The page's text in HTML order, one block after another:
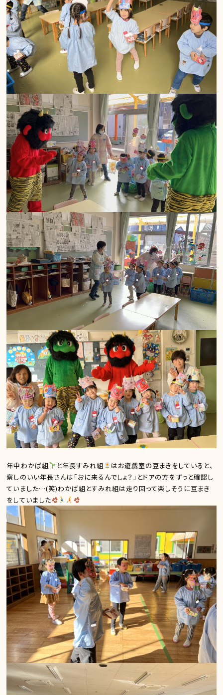
年中わかば組 と年長すみれ組
はお遊戯室の豆まきをしていると、
察しのいい年長さんは「おに来るんでしょ？」とドアの方をずっと確認し
ていました…(笑)わかば組とすみれ組は走り回って楽しそうに豆まき
をしていました